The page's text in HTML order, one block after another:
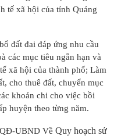
tế xã hội của tỉnh Quảng
đất đai đáp ứng nhu cầu
các mục tiêu ngắn hạn và
xã hội của thành phố; Làm
cho thuê đất, chuyển mục
khoản chi cho việc bồi
huyện theo từng năm.
UBND Về Quy hoạch sử
xây
n...
xây
dựng vùng
huyện Cẩm
Quy hoạch
chung xây dựng
đô thị Bình
Giang, t...
Quy hoạch tổng
thể phát triển
n...